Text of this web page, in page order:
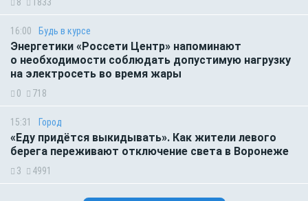
8 1833
16:00 Будь в курсе
Энергетики «Россети Центр» напоминают
о необходимости соблюдать допустимую нагрузку
на электросеть во время жары
0 718
15:31 Город
«Еду придётся выкидывать». Как жители левого
берега переживают отключение света в Воронеже
3 4991